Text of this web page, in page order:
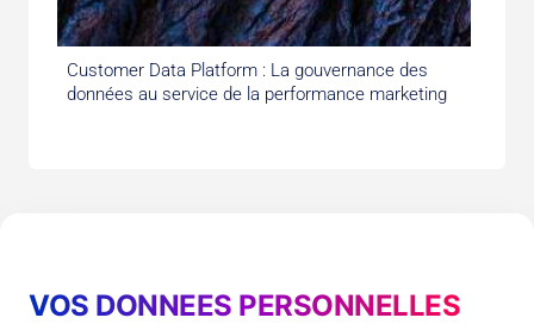
VOS DONNEES PERSONNELLES
Customer Data Platform : La gouvernance des
données au service de la performance marketing